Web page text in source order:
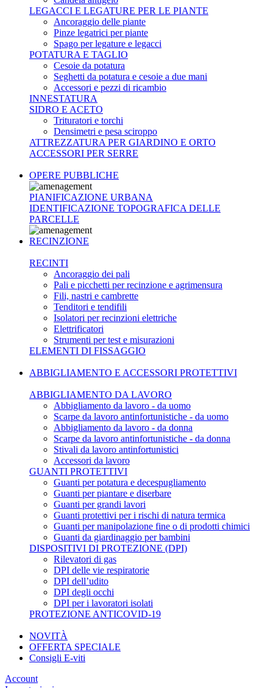
LEGACCI E LEGATURE PER LE PIANTE
Ancoraggio delle piante
Pinze legatrici per piante
Spago per legature e legacci
POTATURA E TAGLIO
Cesoie da potatura
Seghetti da potatura e cesoie a due mani
Accessori e pezzi di ricambio
INNESTATURA
SIDRO E ACETO
Trituratori e torchi
Densimetri e pesa sciroppo
ATTREZZATURA PER GIARDINO E ORTO
ACCESSORI PER SERRE
OPERE PUBBLICHE
PIANIFICAZIONE URBANA
IDENTIFICAZIONE TOPOGRAFICA DELLE
PARCELLE
RECINZIONE
RECINTI
Ancoraggio dei pali
Pali e picchetti per recinzione e agrimensura
Fili, nastri e cambrette
Tenditori e tendifili
Isolatori per recinzioni elettriche
Elettrificatori
Strumenti per test e misurazioni
ELEMENTI DI FISSAGGIO
ABBIGLIAMENTO E ACCESSORI PROTETTIVI
ABBIGLIAMENTO DA LAVORO
Abbigliamento da lavoro - da uomo
Scarpe da lavoro antinfortunistiche - da uomo
Abbigliamento da lavoro - da donna
Scarpe da lavoro antinfortunistiche - da donna
Stivali da lavoro antinfortunistici
Accessori da lavoro
GUANTI PROTETTIVI
Guanti per potatura e decespugliamento
Guanti per piantare e diserbare
Guanti per grandi lavori
Guanti protettivi per i rischi di natura termica
Guanti per manipolazione fine o di prodotti chimici
Guanti da giardinaggio per bambini
DISPOSITIVI DI PROTEZIONE (DPI)
Rilevatori di gas
DPI delle vie respiratorie
DPI dell’udito
DPI degli occhi
DPI per i lavoratori isolati
PROTEZIONE ANTICOVID-19
NOVITÀ
OFFERTA SPECIALE
Consigli E-viti
Account